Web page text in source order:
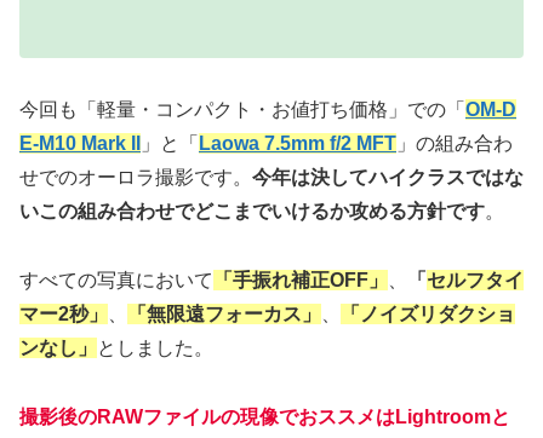
今回も「軽量・コンパクト・お値打ち価格」での「 OM-D
E-M10 Mark II
」と「 Laowa 7.5mm f/2 MFT 」の組み合わ
せでのオーロラ撮影です。 今年は決してハイクラスではな
いこの組み合わせでどこまでいけるか攻める方針です。
すべての写真において 「手振れ補正OFF」 「 セルフタイ
マー2秒」
「無限遠フォーカス」
「ノイズリダクショ
ンなし」
としました。
撮影後のRAWファイルの現像でおススメはLightroomと